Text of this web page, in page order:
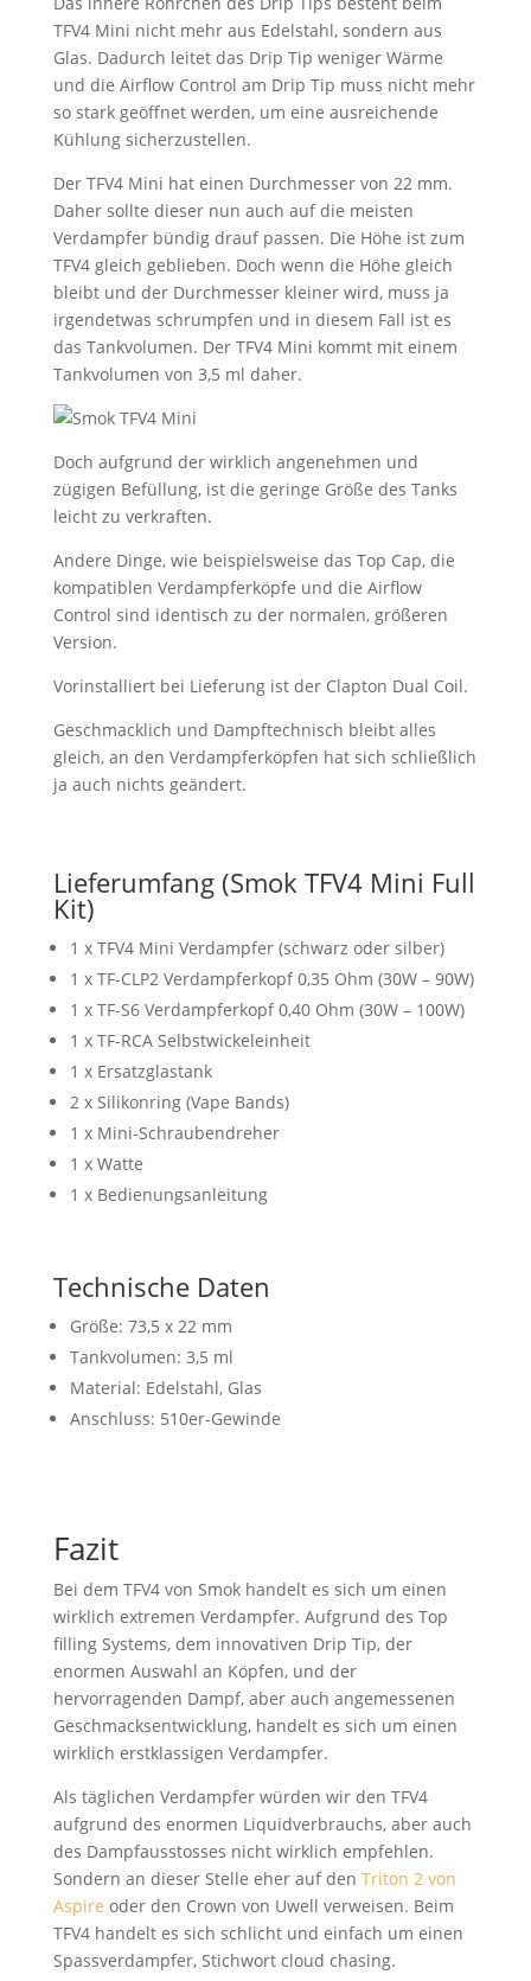
TFV4 Mini nicht mehr aus Edelstahl, sondern aus
Glas. Dadurch leitet das Drip Tip weniger Wärme
und die Airflow Control am Drip Tip muss nicht mehr
so stark geöffnet werden, um eine ausreichende
Kühlung sicherzustellen.
Der TFV4 Mini hat einen Durchmesser von 22 mm.
Daher sollte dieser nun auch auf die meisten
Verdampfer bündig drauf passen. Die Höhe ist zum
TFV4 gleich geblieben. Doch wenn die Höhe gleich
bleibt und der Durchmesser kleiner wird, muss ja
irgendetwas schrumpfen und in diesem Fall ist es
das Tankvolumen. Der TFV4 Mini kommt mit einem
Tankvolumen von 3,5 ml daher.
Doch aufgrund der wirklich angenehmen und
zügigen Befüllung, ist die geringe Größe des Tanks
leicht zu verkraften.
Andere Dinge, wie beispielsweise das Top Cap, die
kompatiblen Verdampferköpfe und die Airflow
Control sind identisch zu der normalen, größeren
Version.
Vorinstalliert bei Lieferung ist der Clapton Dual Coil.
Geschmacklich und Dampftechnisch bleibt alles
gleich, an den Verdampferköpfen hat sich schließlich
ja auch nichts geändert.
Lieferumfang (Smok TFV4 Mini Full
Kit)
1 x TFV4 Mini Verdampfer (schwarz oder silber)
1 x TF-CLP2 Verdampferkopf 0,35 Ohm (30W – 90W)
1 x TF-S6 Verdampferkopf 0,40 Ohm (30W – 100W)
1 x TF-RCA Selbstwickeleinheit
1 x Ersatzglastank
2 x Silikonring (Vape Bands)
1 x Mini-Schraubendreher
1 x Watte
1 x Bedienungsanleitung
Technische Daten
Größe: 73,5 x 22 mm
Tankvolumen: 3,5 ml
Material: Edelstahl, Glas
Anschluss: 510er-Gewinde
Fazit
Bei dem TFV4 von Smok handelt es sich um einen
wirklich extremen Verdampfer. Aufgrund des Top
filling Systems, dem innovativen Drip Tip, der
enormen Auswahl an Köpfen, und der
hervorragenden Dampf, aber auch angemessenen
Geschmacksentwicklung, handelt es sich um einen
wirklich erstklassigen Verdampfer.
Als täglichen Verdampfer würden wir den TFV4
aufgrund des enormen Liquidverbrauchs, aber auch
des Dampfausstosses nicht wirklich empfehlen.
Sondern an dieser Stelle eher auf den Triton 2 von
Aspire oder den Crown von Uwell verweisen. Beim
TFV4 handelt es sich schlicht und einfach um einen
Spassverdampfer, Stichwort cloud chasing.